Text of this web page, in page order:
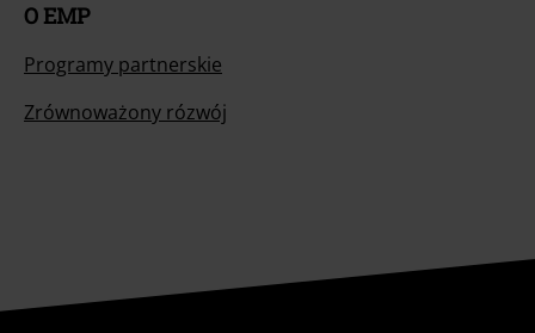
O EMP
Programy partnerskie
Zrównoważony rózwój